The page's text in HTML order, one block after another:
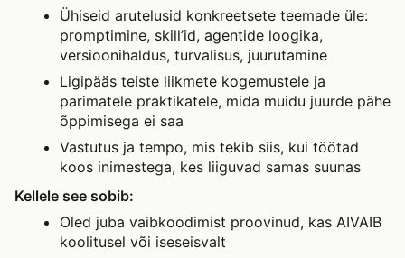
Ühiseid arutelusid konkreetsete teemade üle:
promptimine, skill’id, agentide loogika,
versioonihaldus, turvalisus, juurutamine
Ligipääs teiste liikmete kogemustele ja
parimatele praktikatele, mida muidu juurde pähe
õppimisega ei saa
Vastutus ja tempo, mis tekib siis, kui töötad
koos inimestega, kes liiguvad samas suunas
Kellele see sobib:
Oled juba vaibkoodimist proovinud, kas AIVAIB
koolitusel või iseseisvalt